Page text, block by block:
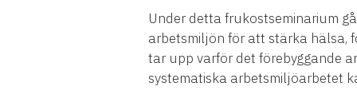
Under detta frukostseminarium
arbetsmiljön för att stärka hälsa,
tar upp varför det förebyggande
systematiska arbetsmiljöarbetet